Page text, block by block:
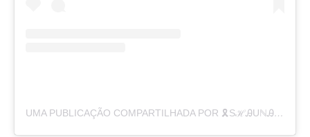
UMA PUBLICAÇÃO COMPARTILHADA POR 🎗ЅℋᎯUℕᎯ🐘 (@THEREAL_SHAUNARAE99)